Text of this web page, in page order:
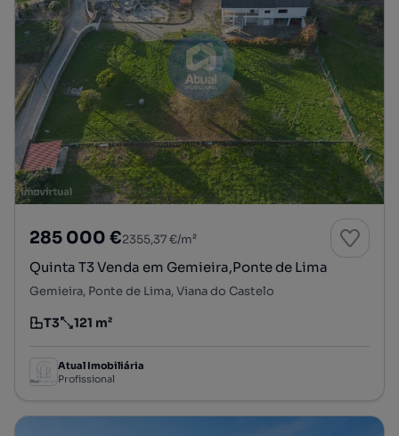
285 000 €2355,37 €/m²
Quinta T3 Venda em Gemieira,Ponte de Lima
Gemieira, Ponte de Lima, Viana do Castelo
Tipologia
T3
Preço por metro quadrado
121 m²
Atual Imobiliária
Profissional